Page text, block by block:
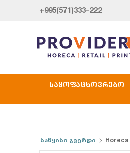
+995(571)333-222
ᲡᲐᲧᲝᲤᲐᲪᲮᲝᲕᲠᲔᲑᲝ
საწყისი გვერდი Horeca